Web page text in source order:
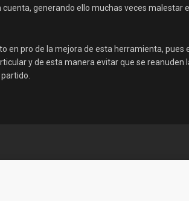
generando ello muchas veces malestar
en pro de la mejora de esta herramienta, pues
y de esta manera evitar que se reanuden